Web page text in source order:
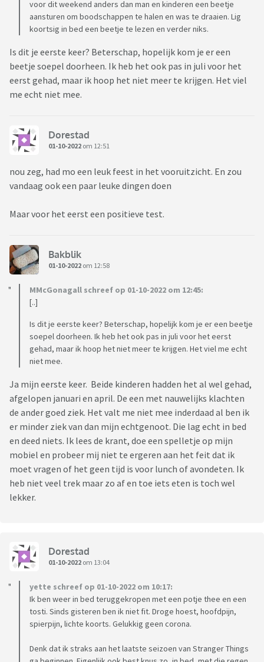
voor dit weekend anders dan man en kinderen een beetje
aansturen om boodschappen te halen en was te draaien. Lig
koortsig in bed een beetje te lezen en verder niks.
Is dit je eerste keer? Beterschap, hopelijk kom je er een
beetje soepel doorheen. Ik heb het ook pas in juli voor het
eerst gehad, maar ik hoop het niet meer te krijgen. Het viel
me echt niet mee.
Dorestad
01-10-2022 om 12:51
nou zeg, had mo een leuk feest in het vooruitzicht. En zou
vandaag ook een paar leuke dingen doen
Maar voor het eerst een positieve test.
Bakblik
01-10-2022 om 12:58
MMcGonagall schreef op 01-10-2022 om 12:45:
[..]
Is dit je eerste keer? Beterschap, hopelijk kom je er een beetje
soepel doorheen. Ik heb het ook pas in juli voor het eerst
gehad, maar ik hoop het niet meer te krijgen. Het viel me echt
niet mee.
Ja mijn eerste keer. Beide kinderen hadden het al wel gehad,
afgelopen januari en april. De een met nauwelijks klachten
de ander goed ziek. Het valt me niet mee inderdaad al ben ik
er minder ziek van dan mijn echtgenoot. Die lag echt in bed
en deed niets. Ik lees de krant, doe een spelletje op mijn
mobiel en probeer mij niet te ergeren aan het feit dat ik
moet vragen of het geen tijd is voor lunch of avondeten. Ik
heb niet veel trek maar zo af en toe iets eten is toch wel
lekker.
Dorestad
01-10-2022 om 13:04
yette schreef op 01-10-2022 om 10:17:
Ik ben weer in bed teruggekropen met een potje thee en een
tosti. Sinds gisteren ben ik niet fit. Droge hoest, hoofdpijn,
spierpijn, lichte koorts. Gelukkig geen corona.
Denk dat ik straks aan het laatste seizoen van Stranger Things